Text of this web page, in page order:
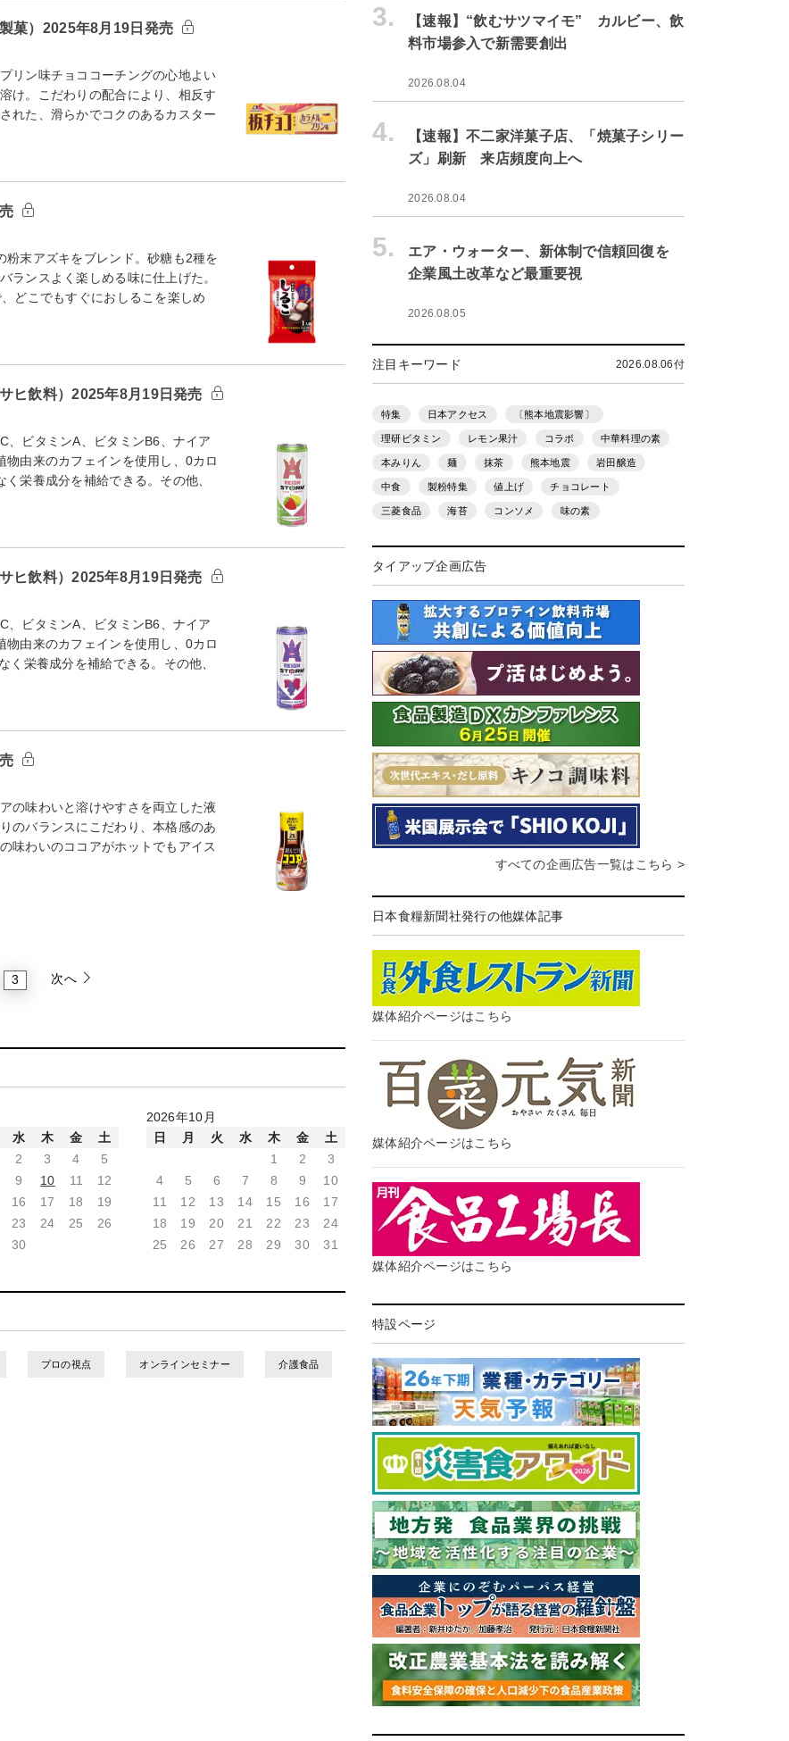
菓）2025年8月19日発売
リン味チョココーチングの心地よい
け。こだわりの配合により、相反す
れた、滑らかでコクのあるカスター
末アズキをブレンド。砂糖も2種を
ランスよく楽しめる味に仕上げた。
どこでもすぐにおしるこを楽しめ
ヒ飲料）2025年8月19日発売
、ビタミンA、ビタミンB6、ナイア
由来のカフェインを使用し、0カロ
栄養成分を補給できる。その他、
ヒ飲料）2025年8月19日発売
、ビタミンA、ビタミンB6、ナイア
由来のカフェインを使用し、0カロ
く栄養成分を補給できる。その他、
の味わいと溶けやすさを両立した液
のバランスにこだわり、本格感のあ
味わいのココアがホットでもアイス
3 次へ
水 木 金
土
2 3 4
5
9 10 11
12
16 17 18
19
23 24 25
26
30
2026年10月
日
月 火 水 木 金
土
1
2
3
4
5 6 7 8 9
10
11
12 13 14 15 16
17
18
19 20 21 22 23
24
25
26 27 28 29 30 31
プロの視点 オンラインセミナー 介護食品
3.
【速報】“飲むサツマイモ” カルビー、飲
料市場参入で新需要創出
2026.08.04
4.
【速報】不二家洋菓子店、「焼菓子シリー
ズ」刷新 来店頻度向上へ
2026.08.04
5.
エア・ウォーター、新体制で信頼回復を
企業風土改革など最重要視
2026.08.05
注目キーワード 2026.08.06付
特集 日本アクセス 〔熊本地震影響〕
理研ビタミン レモン果汁 コラボ 中華料理の素
本みりん 麺 抹茶 熊本地震 岩田醸造
中食 製粉特集 値上げ チョコレート
三菱食品 海苔 コンソメ 味の素
タイアップ企画広告
すべての企画広告一覧はこちら >
日本食糧新聞社発行の他媒体記事
媒体紹介ページはこちら
媒体紹介ページはこちら
媒体紹介ページはこちら
特設ページ